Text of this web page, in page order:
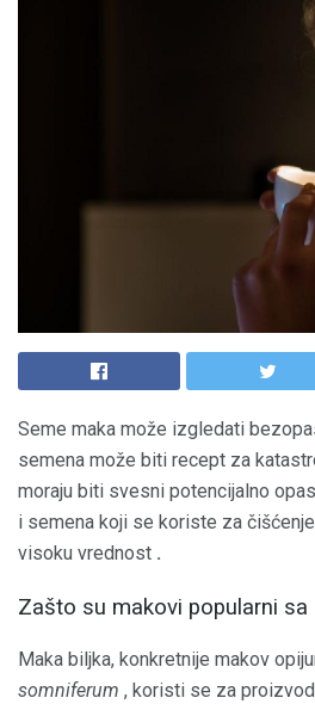
Seme maka može izgledati
semena može biti recept za
moraju biti svesni potencijalno
i semena koji se koriste za
visoku vrednost .
Zašto su makovi popularni sa
Maka biljka, konkretnije makov
somniferum , koristi se za